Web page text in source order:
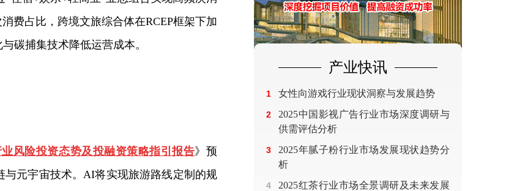
费占比，跨境文旅综合体在RCEP框架下加
碳捕集技术降低运营成本。
业风险投资态势及投融资策略指引报告》预
元宇宙技术。AI将实现旅游路线定制的规
产业快讯
1 女性向游戏行业现状洞察与发展趋势
2
2025中国影视广告行业市场深度调研与
供需评估分析
3
2025年腻子粉行业市场发展现状趋势分
析
4
2025红茶行业市场全景调研及未来发展